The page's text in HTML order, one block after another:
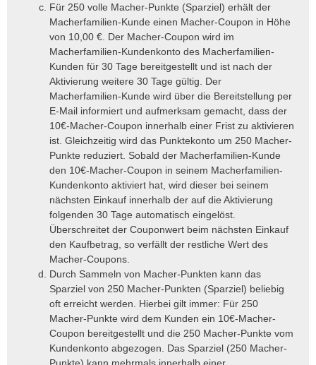
Für 250 volle Macher-Punkte (Sparziel) erhält der
Macherfamilien-Kunde einen Macher-Coupon in Höhe
von 10,00 €. Der Macher-Coupon wird im
Macherfamilien-Kundenkonto des Macherfamilien-
Kunden für 30 Tage bereitgestellt und ist nach der
Aktivierung weitere 30 Tage gültig. Der
Macherfamilien-Kunde wird über die Bereitstellung per
E-Mail informiert und aufmerksam gemacht, dass der
10€-Macher-Coupon innerhalb einer Frist zu aktivieren
ist. Gleichzeitig wird das Punktekonto um 250 Macher-
Punkte reduziert. Sobald der Macherfamilien-Kunde
den 10€-Macher-Coupon in seinem Macherfamilien-
Kundenkonto aktiviert hat, wird dieser bei seinem
nächsten Einkauf innerhalb der auf die Aktivierung
folgenden 30 Tage automatisch eingelöst.
Überschreitet der Couponwert beim nächsten Einkauf
den Kaufbetrag, so verfällt der restliche Wert des
Macher-Coupons.
Durch Sammeln von Macher-Punkten kann das
Sparziel von 250 Macher-Punkten (Sparziel) beliebig
oft erreicht werden. Hierbei gilt immer: Für 250
Macher-Punkte wird dem Kunden ein 10€-Macher-
Coupon bereitgestellt und die 250 Macher-Punkte vom
Kundenkonto abgezogen. Das Sparziel (250 Macher-